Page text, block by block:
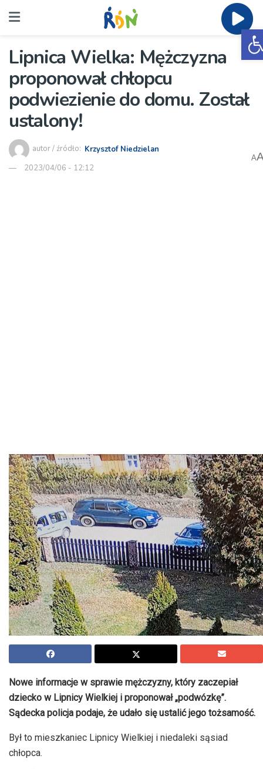
Lipnica Wielka: Mężczyzna
proponował chłopcu
podwiezienie do domu. Został
ustalony!
autor / źródło: Krzysztof Niedzielan
2023/04/06 - 12:12
A
Nowe informacje w sprawie mężczyzny, który zaczepiał
dziecko w Lipnicy Wielkiej i proponował „podwózkę”.
Sądecka policja podaje, że udało się ustalić jego tożsamość.
Był to mieszkaniec Lipnicy Wielkiej i niedaleki sąsiad
chłopca.